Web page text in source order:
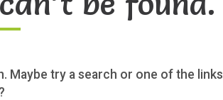
Maybe try a search or one of the links